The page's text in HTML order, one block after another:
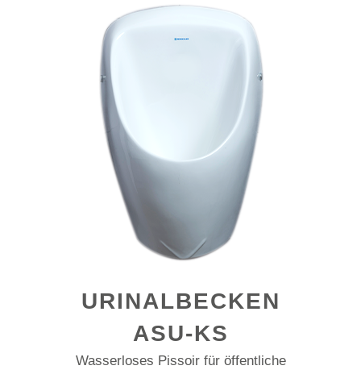
URINALBECKEN
ASU-KS
Wasserloses Pissoir für öffentliche